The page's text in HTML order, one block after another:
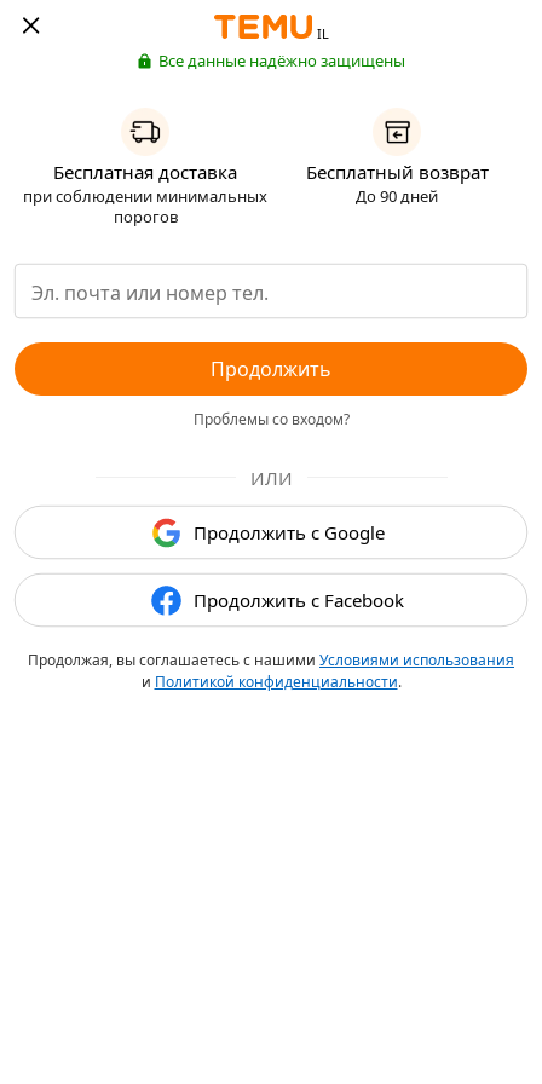
IL
Все данные надёжно защищены
Бесплатная доставка
при соблюдении минимальных
порогов
Бесплатный возврат
До 90 дней
Продолжить
Проблемы со входом?
ИЛИ
Продолжить с Google
Продолжить с Facebook
Продолжая, вы соглашаетесь с нашими Условиями использования
и Политикой конфиденциальности.